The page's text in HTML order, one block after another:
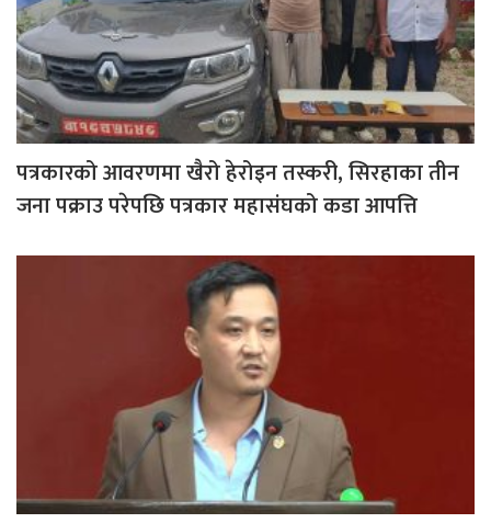
पत्रकारको आवरणमा खैरो हेरोइन तस्करी, सिरहाका तीन
जना पक्राउ परेपछि पत्रकार महासंघको कडा आपत्ति